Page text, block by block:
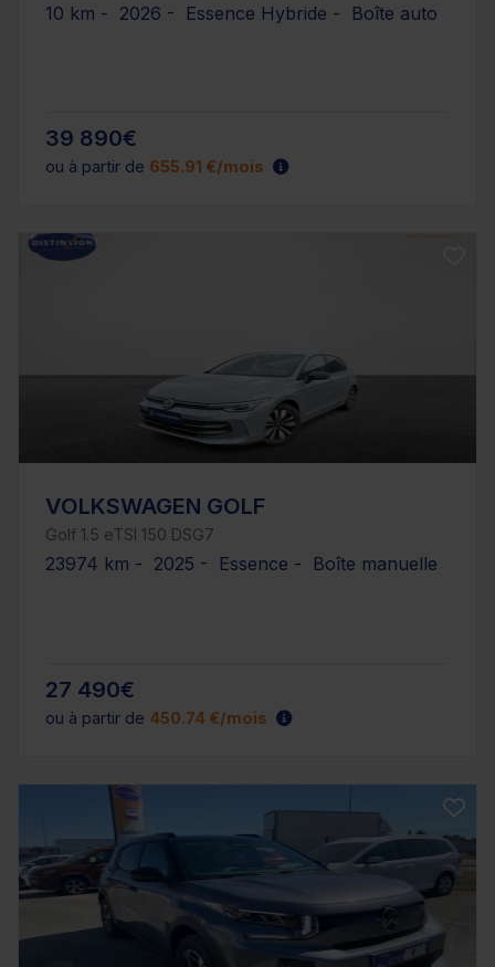
10 km - 2026 - Essence Hybride - Boîte auto
39 890€
ou à partir de 655.91 €/mois
VOLKSWAGEN GOLF
Golf 1.5 eTSI 150 DSG7
23974 km - 2025 - Essence - Boîte manuelle
27 490€
ou à partir de 450.74 €/mois